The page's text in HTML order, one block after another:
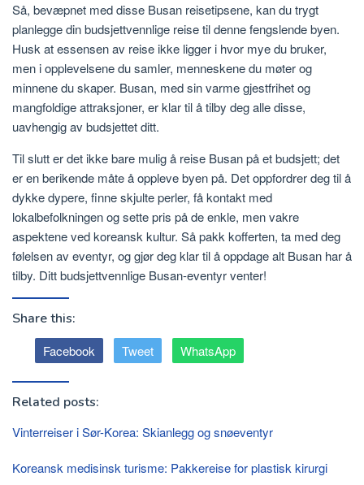
Så, bevæpnet med disse Busan reisetipsene, kan du trygt
planlegge din budsjettvennlige reise til denne fengslende byen.
Husk at essensen av reise ikke ligger i hvor mye du bruker,
men i opplevelsene du samler, menneskene du møter og
minnene du skaper. Busan, med sin varme gjestfrihet og
mangfoldige attraksjoner, er klar til å tilby deg alle disse,
uavhengig av budsjettet ditt.
Til slutt er det ikke bare mulig å reise Busan på et budsjett; det
er en berikende måte å oppleve byen på. Det oppfordrer deg til å
dykke dypere, finne skjulte perler, få kontakt med
lokalbefolkningen og sette pris på de enkle, men vakre
aspektene ved koreansk kultur. Så pakk kofferten, ta med deg
følelsen av eventyr, og gjør deg klar til å oppdage alt Busan har å
tilby. Ditt budsjettvennlige Busan-eventyr venter!
Share this:
Facebook Tweet WhatsApp
Related posts:
Vinterreiser i Sør-Korea: Skianlegg og snøeventyr
Koreansk medisinsk turisme: Pakkereise for plastisk kirurgi